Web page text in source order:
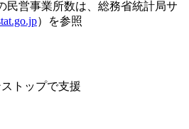
民営事業所数は、総務省統計局サ
）を参照
トップで支援